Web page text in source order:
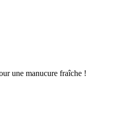
une manucure fraîche !